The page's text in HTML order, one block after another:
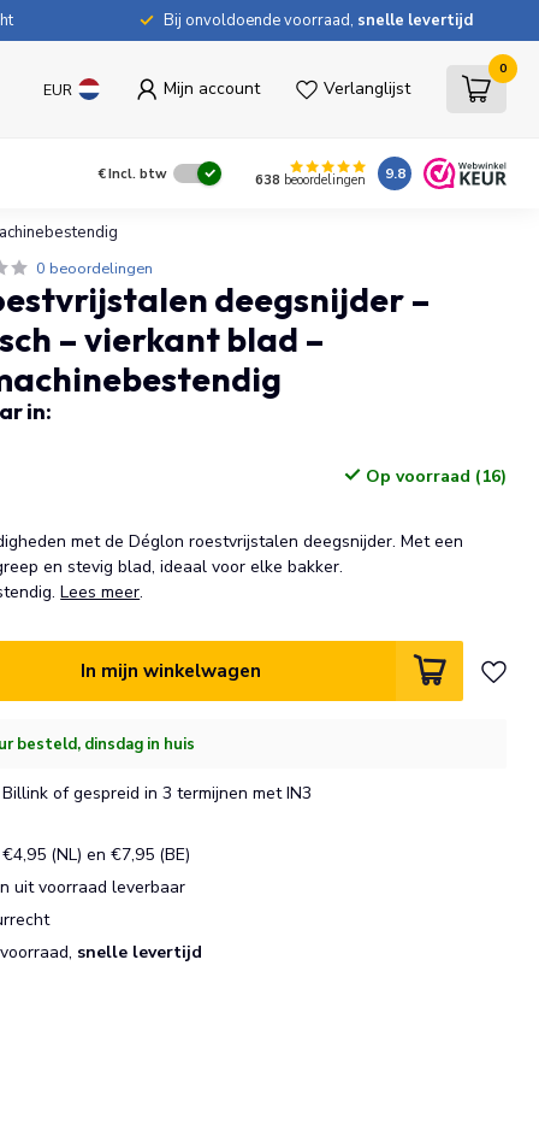
Bij onvoldoende voorraad, snelle levertijd
EUR Mijn account Verlanglijst
0
€Incl. btw 638 beoordelingen 9.8
0 beoordelingen
deegsnijder –
– vierkant blad –
in:
Op voorraad (16)
met de Déglon roestvrijstalen deegsnijder. Met een
en stevig blad, ideaal voor elke bakker.
Lees meer.
In mijn winkelwagen
besteld, dinsdag in huis
of gespreid in 3 termijnen met IN3
(NL) en €7,95 (BE)
uit voorraad leverbaar
snelle levertijd